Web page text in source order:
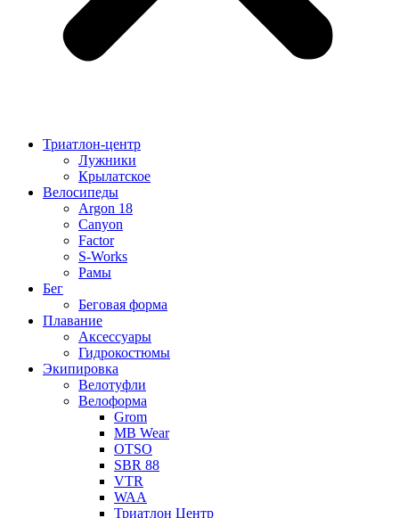
Триатлон-центр
Лужники
Крылатское
Велосипеды
Argon 18
Canyon
Factor
S-Works
Рамы
Бег
Беговая форма
Плавание
Аксессуары
Гидрокостюмы
Экипировка
Велотуфли
Велоформа
Grom
MB Wear
OTSO
SBR 88
VTR
WAA
Триатлон Центр